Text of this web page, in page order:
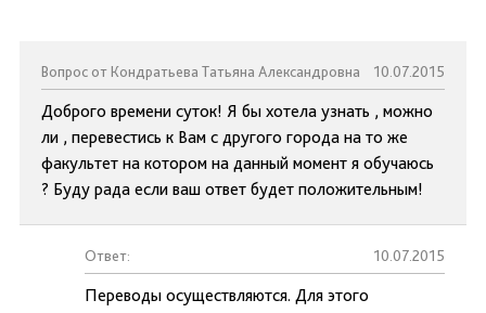
Вопрос от Кондратьева Татьяна Александровна 10.07.2015
Доброго времени суток! Я бы хотела узнать , можно
ли , перевестись к Вам с другого города на то же
факультет на котором на данный момент я обучаюсь
? Буду рада если ваш ответ будет положительным!
Ответ: 10.07.2015
Переводы осуществляются. Для этого